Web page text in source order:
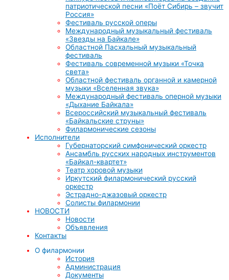
патриотической песни «Поёт Сибирь – звучит
Россия»
Фестиваль русской оперы
Международный музыкальный фестиваль
«Звезды на Байкале»
Областной Пасхальный музыкальный
фестиваль
Фестиваль современной музыки «Точка
света»
Областной фестиваль органной и камерной
музыки «Вселенная звука»
Международный фестиваль оперной музыки
«Дыхание Байкала»
Всероссийский музыкальный фестиваль
«Байкальские струны»
Филармонические сезоны
Исполнители
Губернаторский симфонический оркестр
Ансамбль русских народных инструментов
«Байкал-квартет»
Театр хоровой музыки
Иркутский филармонический русский
оркестр
Эстрадно-джазовый оркестр
Солисты филармонии
НОВОСТИ
Новости
Объявления
Контакты
О филармонии
История
Администрация
Документы